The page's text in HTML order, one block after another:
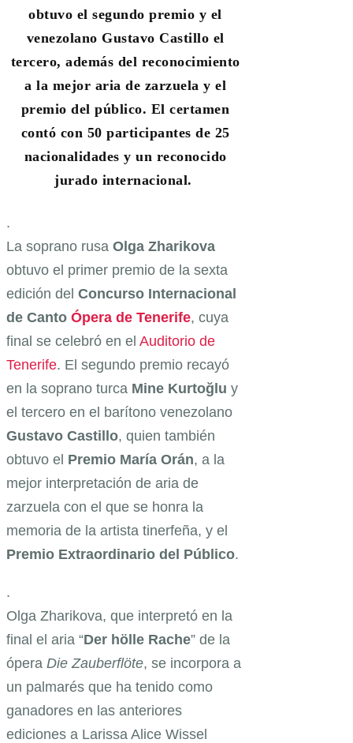
obtuvo el segundo premio y el
venezolano Gustavo Castillo el
tercero, además del reconocimiento
a la mejor aria de zarzuela y el
premio del público. El certamen
contó con 50 participantes de 25
nacionalidades y un reconocido
jurado internacional.
.
La soprano rusa Olga Zharikova
obtuvo el primer premio de la sexta
edición del Concurso Internacional
de Canto Ópera de Tenerife, cuya
final se celebró en el Auditorio de
Tenerife. El segundo premio recayó
en la soprano turca Mine Kurtoğlu y
el tercero en el barítono venezolano
Gustavo Castillo, quien también
obtuvo el Premio María Orán, a la
mejor interpretación de aria de
zarzuela con el que se honra la
memoria de la artista tinerfeña, y el
Premio Extraordinario del Público.
.
Olga Zharikova, que interpretó en la
final el aria “Der hölle Rache” de la
ópera Die Zauberflöte, se incorpora a
un palmarés que ha tenido como
ganadores en las anteriores
ediciones a Larissa Alice Wissel